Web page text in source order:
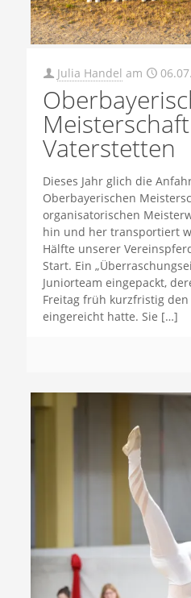
Julia Handel am
Vaterstetten
Dieses Jahr glich die
Oberbayerischen
organisatorischen
hin und her transportiert
Hälfte unserer
Start. Ein
Juniorteam eingepackt,
Freitag früh kurzfristig den
eingereicht hatte. Sie […]